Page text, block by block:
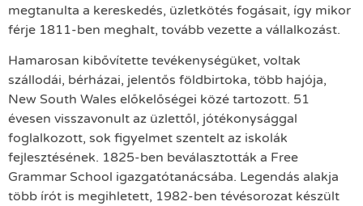
megtanulta a kereskedés, üzletkötés fogásait, így mikor
férje 1811-ben meghalt, tovább vezette a vállalkozást.
Hamarosan kibővítette tevékenységüket, voltak
szállodái, bérházai, jelentős földbirtoka, több hajója,
New South Wales előkelőségei közé tartozott. 51
évesen visszavonult az üzlettől, jótékonysággal
foglalkozott, sok figyelmet szentelt az iskolák
fejlesztésének. 1825-ben beválasztották a Free
Grammar School igazgatótanácsába. Legendás alakja
több írót is megihletett, 1982-ben tévésorozat készült